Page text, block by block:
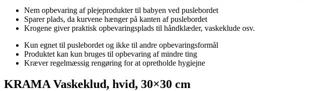
Nem opbevaring af plejeprodukter til babyen ved puslebordet
Sparer plads, da kurvene hænger på kanten af puslebordet
Krogene giver praktisk opbevaringsplads til håndklæder, vaskeklude osv.
Kun egnet til puslebordet og ikke til andre opbevaringsformål
Produktet kan kun bruges til opbevaring af mindre ting
Kræver regelmæssig rengøring for at opretholde hygiejne
KRAMA Vaskeklud, hvid, 30×30 cm